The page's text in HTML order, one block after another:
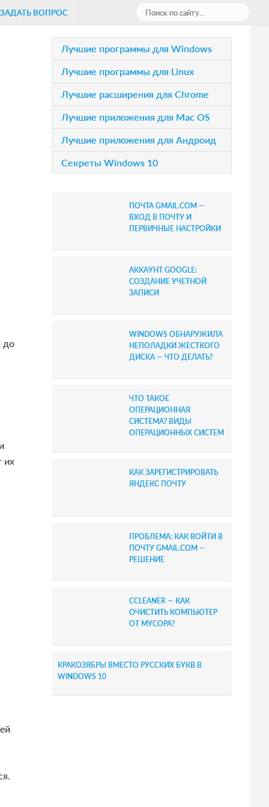
ЗАДАТЬ ВОПРОС
о
и
с
к
с
т
.
.
до
их
P
m
y
Лучшие программы для Windows
Лучшие программы для Linux
Лучшие расширения для Chrome
Лучшие приложения для Mac OS
Лучшие приложения для Андроид
Секреты Windows 10
ПОЧТА GMAIL.COM —
ВХОД В ПОЧТУ И
ПЕРВИЧНЫЕ НАСТРОЙКИ
АККАУНТ GOOGLE:
СОЗДАНИЕ УЧЕТНОЙ
ЗАПИСИ
WINDOWS ОБНАРУЖИЛА
НЕПОЛАДКИ ЖЕСТКОГО
ДИСКА — ЧТО ДЕЛАТЬ?
ЧТО ТАКОЕ
ОПЕРАЦИОННАЯ
СИСТЕМА? ВИДЫ
ОПЕРАЦИОННЫХ СИСТЕМ
КАК ЗАРЕГИСТРИРОВАТЬ
ЯНДЕКС ПОЧТУ
ПРОБЛЕМА: КАК ВОЙТИ В
ПОЧТУ GMAIL.COM —
РЕШЕНИЕ
CCLEANER — КАК
ОЧИСТИТЬ КОМПЬЮТЕР
ОТ МУСОРА?
КРАКОЗЯБРЫ ВМЕСТО РУССКИХ БУКВ В
WINDOWS 10